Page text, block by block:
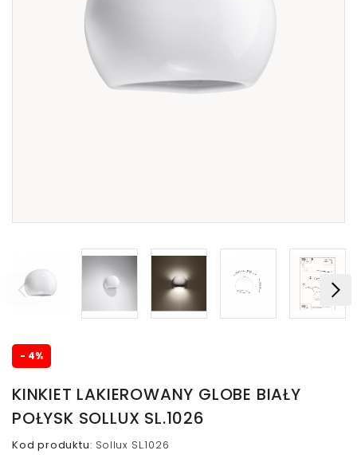
- 4%
KINKIET LAKIEROWANY GLOBE BIAŁY
POŁYSK SOLLUX SL.1026
Kod produktu: Sollux SL.1026